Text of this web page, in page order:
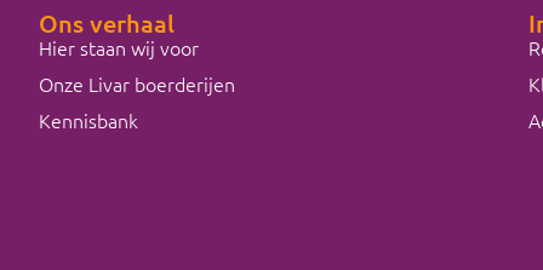
Ons verhaal
Hier staan wij voor
Onze Livar boerderijen
Kennisbank